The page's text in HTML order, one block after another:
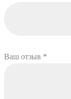
Ваш отзыв *